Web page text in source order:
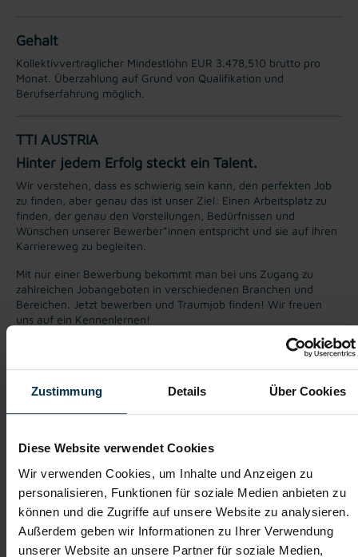
Zustimmung Details Über Cookies
Diese Website verwendet Cookies
Wir verwenden Cookies, um Inhalte und Anzeigen zu
personalisieren, Funktionen für soziale Medien anbieten zu
können und die Zugriffe auf unsere Website zu analysieren.
Außerdem geben wir Informationen zu Ihrer Verwendung
unserer Website an unsere Partner für soziale Medien,
Gehalt
Kollektivvertraglicher Mindestlohn EUR 3.478,510 brutto pro
Monat. Überzahlung auf Grund von Qualifikation und
Berufserfahrung möglich.
TTI AUSTRIA
Hinter jedem Erfolg steckt ein Talent.
Wir verstehen, dass es schwierig sein kann, den perfekten Job
zu finden, aber genau das ist unser Ziel: Einen Arbeitsplatz zu
finden, der genau den Vorstellungen, Bedürfnissen und
Wünschen unserer Bewerber*innen entspricht und sie auf ihren
Karriereweg zu begleiten.
Mit nur einer Bewerbung bekommt man bei uns Zugang zu
zahlreichen Jobangeboten in verschiedenen Branchen und
Bereichen. Jetzt bewerben und Traumjob finden! Wir freuen
uns auf ein Kennenlernen!
besten Jobberatung
Zahlreiche Stellenangebote
in der regionalen Wirtschaft
mit nur 1 Bewerbung
TTI-Betriebsrat und
Fairnessabkommen
Weiterbildungsangebote
sowie Aufstiegsmöglichkeiten